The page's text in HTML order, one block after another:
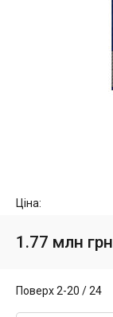
Ціна:
1.77 млн грн
Поверх 2-20 / 24